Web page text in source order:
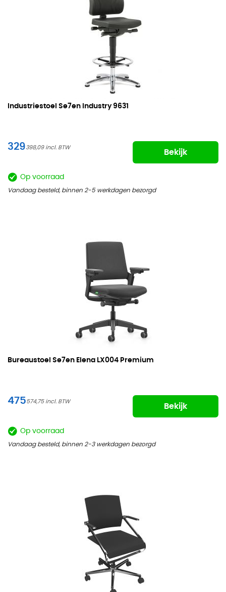
Industriestoel Se7en Industry 9631
329398,09
Bekijk
Op voorraad
Vandaag besteld, binnen 2-5 werkdagen bezorgd
Bureaustoel Se7en Elena LX004 Premium
475574,75
Bekijk
Op voorraad
Vandaag besteld, binnen 2-3 werkdagen bezorgd